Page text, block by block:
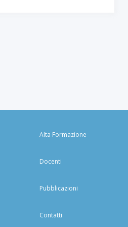
Alta Formazione
Docenti
Pubblicazioni
Contatti